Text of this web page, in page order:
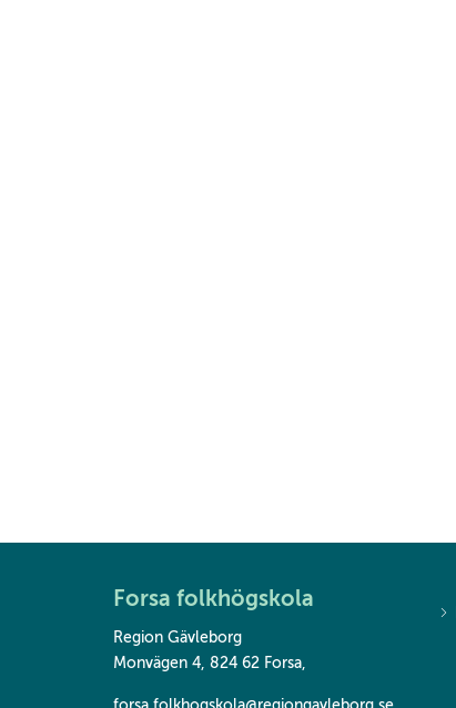
Forsa folkhögskola
Region Gävleborg
Monvägen 4, 824 62 Forsa,